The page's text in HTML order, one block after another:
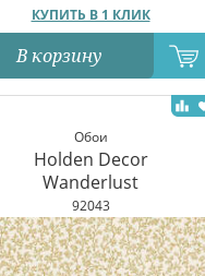
КУПИТЬ В 1 КЛИК
В корзину
Обои
Holden Decor
Wanderlust
92043